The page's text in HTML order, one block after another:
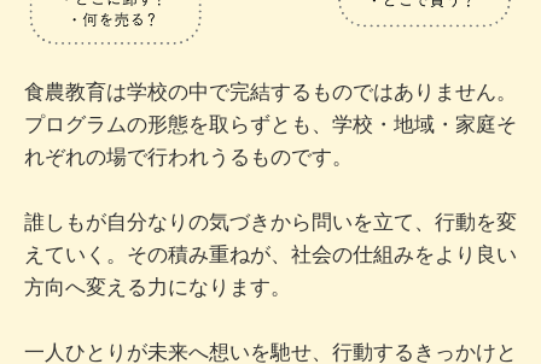
食農教育は学校の中で完結するものではありません。
プログラムの形態を取らずとも、学校・地域・家庭そ
れぞれの場で行われうるものです。
誰しもが自分なりの気づきから問いを立て、行動を変
えていく。その積み重ねが、社会の仕組みをより良い
方向へ変える力になります。
一人ひとりが未来へ想いを馳せ、行動するきっかけと